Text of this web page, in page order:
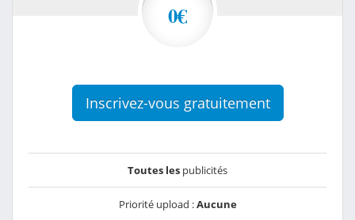
0€
Inscrivez-vous gratuitement
Toutes les publicités
Priorité upload :Aucune